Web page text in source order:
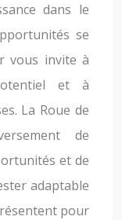
dans le
se
vous invite à
et à
La Roue de
de
et de
adaptable
pour